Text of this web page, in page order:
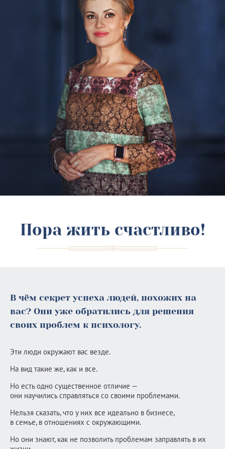
Пора жить счастливо!
В чём секрет успеха людей, похожих на
вас? Они уже обратились для решения
своих проблем к психологу.
Эти люди окружают вас везде.
На вид такие же, как и все.
Но есть одно существенное отличие —
они научились справляться со своими проблемами.
Нельзя сказать, что у них все идеально в бизнесе,
в семье, в отношениях с окружающими.
Но они знают, как не позволить проблемам заправлять в их